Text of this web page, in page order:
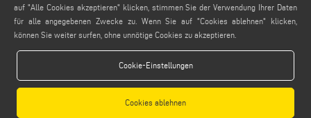
GENERAL TERMS AND CONDITIONS OF SALE
auf "Alle Cookies akzeptieren" klicken, stimmen Sie der Verwendung Ihrer Daten
für alle angegebenen Zwecke zu. Wenn Sie auf "Cookies ablehnen" klicken,
können Sie weiter surfen, ohne unnötige Cookies zu akzeptieren.
Cookie-Einstellungen
Cookies ablehnen